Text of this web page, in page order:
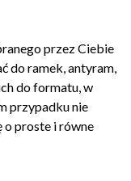
przez Ciebie
do ramek, antyram,
do formatu, w
przypadku nie
o proste i równe